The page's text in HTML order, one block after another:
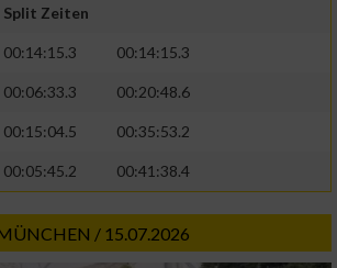
Split Zeiten
00:14:15.3 00:14:15.3
00:06:33.3 00:20:48.6
00:15:04.5 00:35:53.2
00:05:45.2 00:41:38.4
/ 15.07.2026